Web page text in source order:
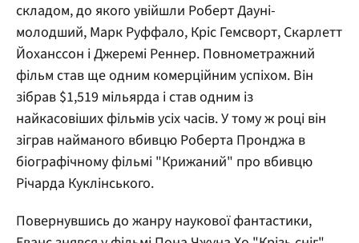
складом, до якого увійшли Роберт Дауні-
молодший, Марк Руффало, Кріс Гемсворт, Скарлетт
Йоханссон і Джеремі Реннер. Повнометражний
фільм став ще одним комерційним успіхом. Він
зібрав $1,519 мільярда і став одним із
найкасовіших фільмів усіх часів. У тому ж році він
зіграв найманого вбивцю Роберта Пронджа в
біографічному фільмі "Крижаний" про вбивцю
Річарда Куклінського.
Повернувшись до жанру наукової фантастики,